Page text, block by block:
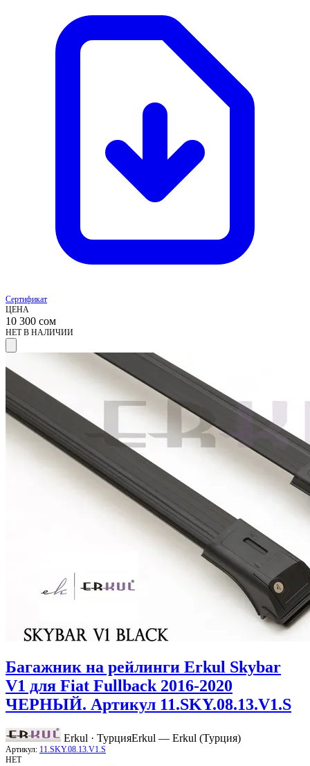
Сертификат
ЦЕНА
10 300 сом
НЕТ В НАЛИЧИИ
Багажник на рейлинги Erkul Skybar
V1 для Fiat Fullback 2016-2020
ЧЕРНЫЙ. Артикул 11.SKY.08.13.V1.S
Erkul · ТурцияErkul — Erkul (Турция)
Артикул: 11.SKY.08.13.V1.S
НЕТ